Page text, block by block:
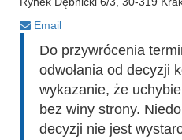
Email
Do przywrócenia
odwołania od decyzji
wykazanie, że
bez winy strony.
decyzji nie jest